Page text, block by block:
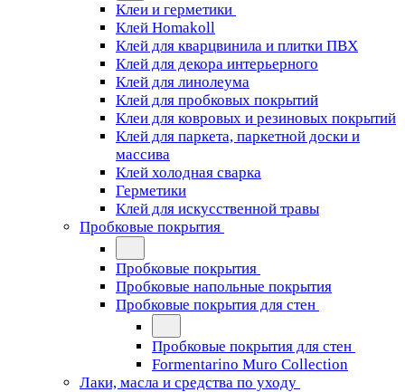
Клеи и герметики
Клей Homakoll
Клей для кварцвинила и плитки ПВХ
Клей для декора интерьерного
Клей для линолеума
Клей для пробковых покрытий
Клеи для ковровых и резиновых покрытий
Клей для паркета, паркетной доски и
массива
Клей холодная сварка
Герметики
Клей для искусственной травы
Пробковые покрытия
Пробковые покрытия
Пробковые напольные покрытия
Пробковые покрытия для стен
Пробковые покрытия для стен
Formentarino Muro Collection
Лаки, масла и средства по уходу